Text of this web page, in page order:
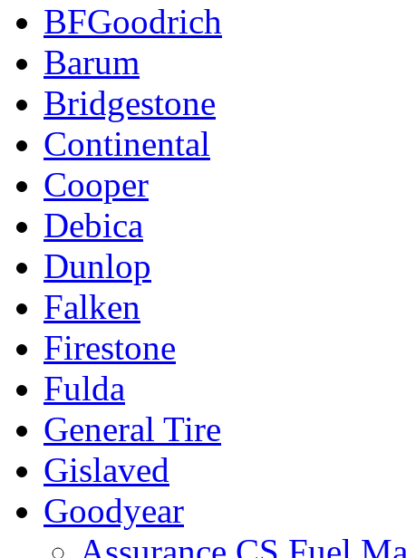
BFGoodrich
Barum
Bridgestone
Continental
Cooper
Debica
Dunlop
Falken
Firestone
Fulda
General Tire
Gislaved
Goodyear